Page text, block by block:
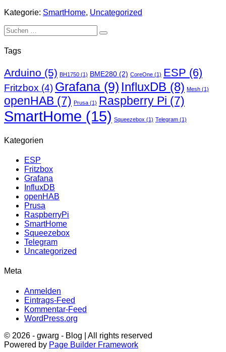
die
Kategorie: SmartHome, Uncategorized
Suchen
nach:
Tags
Arduino (5) BH1750 (1) BME280 (2) CoreOne (1) ESP (6)
Fritzbox (4) Grafana (9) InfluxDB (8) Mesh (1)
openHAB (7) Prusa (1) Raspberry Pi (7)
SmartHome (15) Squeezebox (1) Telegram (1)
Kategorien
ESP
Fritzbox
Grafana
InfluxDB
openHAB
Prusa
RaspberryPi
SmartHome
Squeezebox
Telegram
Uncategorized
Meta
Anmelden
Eintrags-Feed
Kommentar-Feed
WordPress.org
© 2026 - gwarg - Blog | All rights reserved
Powered by Page Builder Framework